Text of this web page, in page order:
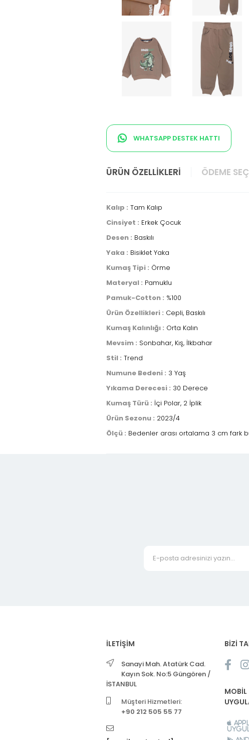
WHATSAPP DESTEK HATTI
ÜRÜN ÖZELLIKLERI ÖDEME
Kalıp : Tam Kalıp
Cinsiyet : Erkek Çocuk
Desen : Baskılı
Yaka : Bisiklet Yaka
Kumaş Tipi : Örme
Materyal : Pamuklu
Pamuk-Cotton : %100
Ürün Özellikleri : Cepli, Baskılı
Kumaş Kalınlığı : Orta Kalın
Mevsim : Sonbahar, Kış, İlkbahar
Stil : Trend
Numune Bedeni : 3 Yaş
Yıkama Derecesi : 30 Derece
Kumaş Türü : İçi Polar, 2 İplik
Ürün Sezonu : 2023/4
Ölçü : Bedenler arası ortalama 3 cm fark
İLETİŞİM
Sanayi Mah. Atatürk Cad.
Kayın Sok. No:5 Güngören /
İSTANBUL
Müşteri Hizmetleri:
+90 212 505 55 77
BİZİ
MOBİL